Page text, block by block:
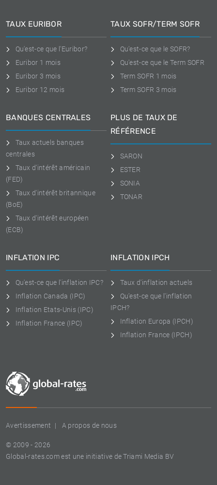
Avertissement A propos de nous
© 2009 - 2026
Global-rates.com est une initiative de Triami Media BV
TAUX EURIBOR
Qu'est-ce que l'Euribor?
Euribor 1 mois
Euribor 3 mois
Euribor 12 mois
TAUX SOFR/TERM SOFR
Qu'est-ce que le SOFR?
Qu'est-ce que le Term SOFR
Term SOFR 1 mois
Term SOFR 3 mois
BANQUES CENTRALES
Taux actuels banques
centrales
Taux d'intérêt américain
(FED)
Taux d'intérêt britannique
(BoE)
Taux d'intérêt européen
(ECB)
PLUS DE TAUX DE
RÉFÉRENCE
SARON
ESTER
SONIA
TONAR
INFLATION IPC
Qu'est-ce que l'inflation IPC?
Inflation Canada (IPC)
Inflation Etats-Unis (IPC)
Inflation France (IPC)
INFLATION IPCH
Taux d'inflation actuels
Qu'est-ce que l'inflation
IPCH?
Inflation Europa (IPCH)
Inflation France (IPCH)